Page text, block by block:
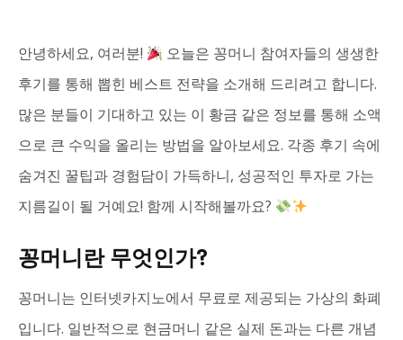
안녕하세요, 여러분!
오늘은 꽁머니 참여자들의 생생한
후기를 통해 뽑힌 베스트 전략을 소개해 드리려고 합니다.
많은 분들이 기대하고 있는 이 황금 같은 정보를 통해 소액
으로 큰 수익을 올리는 방법을 알아보세요. 각종 후기 속에
숨겨진 꿀팁과 경험담이 가득하니, 성공적인 투자로 가는
지름길이 될 거예요! 함께 시작해볼까요?
꽁머니란 무엇인가?
꽁머니는 인터넷카지노에서 무료로 제공되는 가상의 화폐
입니다. 일반적으로 현금머니 같은 실제 돈과는 다른 개념